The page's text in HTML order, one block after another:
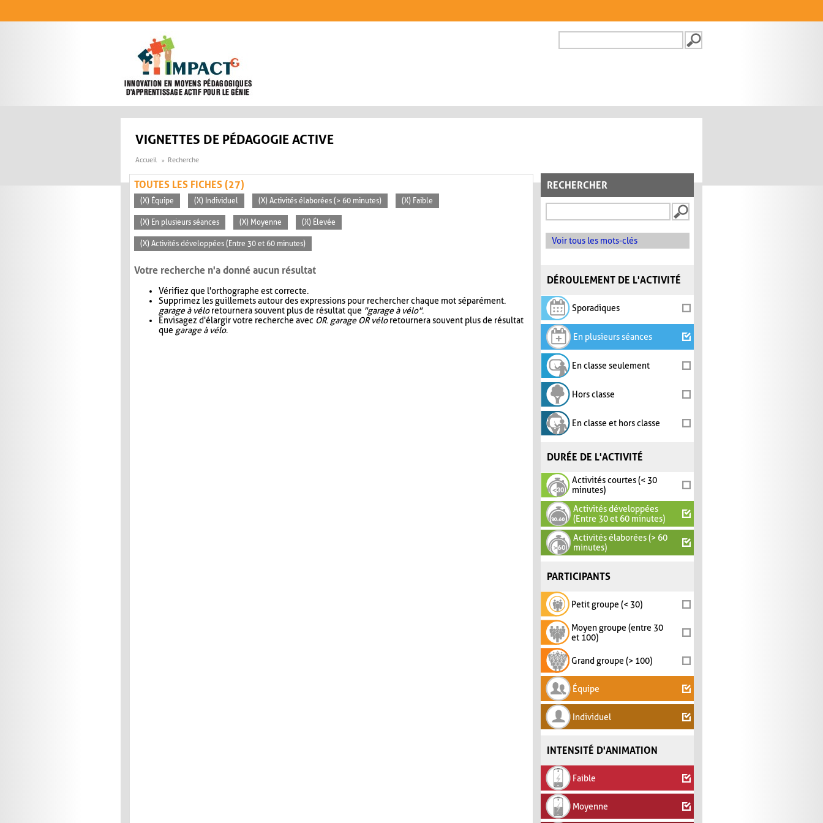
FORMULAIRE DE
VIGNETTES DE PÉDAGOGIE ACTIVE
Accueil Recherche
RECHERCHER
Voir tous les mots-clés
DÉROULEMENT DE L'ACTIVITÉ
Sporadiques
En plusieurs séances
En classe seulement
Hors classe
En classe et hors classe
DURÉE DE L'ACTIVITÉ
Activités courtes (< 30
minutes)
Activités développées
(Entre 30 et 60 minutes)
Activités élaborées (> 60
minutes)
PARTICIPANTS
Petit groupe (< 30)
Moyen groupe (entre 30
et 100)
Grand groupe (> 100)
Équipe
Individuel
INTENSITÉ D'ANIMATION
Faible
Moyenne
TOUTES LES FICHES (27)
(X) Équipe (X) Individuel (X) Activités élaborées (> 60 minutes) (X) Faible
(X) En plusieurs séances (X) Moyenne (X) Élevée
(X) Activités développées (Entre 30 et 60 minutes)
Votre recherche n'a donné aucun résultat
Vérifiez que l'orthographe est correcte.
Supprimez les guillemets autour des expressions pour rechercher chaque mot séparément.
garage à véloretournera souvent plus de résultat que "garage à vélo".
Envisagez d'élargir votre recherche avec OR. garage OR véloretournera souvent plus de résultat
que garage à vélo.